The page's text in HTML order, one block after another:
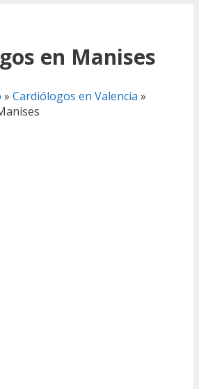
en Manises
» Cardiólogos en Valencia »